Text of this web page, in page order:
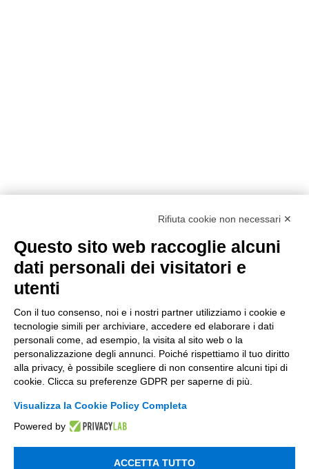
Rifiuta cookie non necessari ✕
Questo sito web raccoglie alcuni
dati personali dei visitatori e
utenti
Con il tuo consenso, noi e i nostri partner utilizziamo i cookie e
tecnologie simili per archiviare, accedere ed elaborare i dati
personali come, ad esempio, la visita al sito web o la
personalizzazione degli annunci. Poiché rispettiamo il tuo diritto
alla privacy, è possibile scegliere di non consentire alcuni tipi di
cookie. Clicca su preferenze GDPR per saperne di più.
Visualizza la Cookie Policy Completa
Powered by
ACCETTA TUTTO